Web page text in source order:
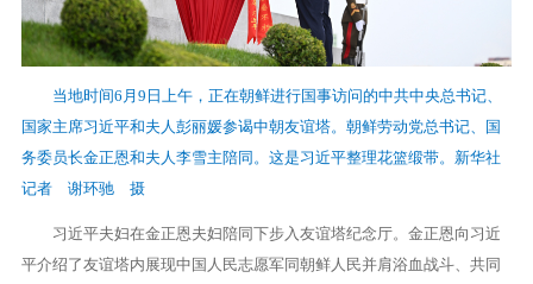
当地时间6月9日上午，正在朝鲜进行国事访问的中共中央总书记、
国家主席习近平和夫人彭丽媛参谒中朝友谊塔。朝鲜劳动党总书记、国
务委员长金正恩和夫人李雪主陪同。这是习近平整理花篮缎带。新华社
记者 谢环驰 摄
习近平夫妇在金正恩夫妇陪同下步入友谊塔纪念厅。金正恩向习近
平介绍了友谊塔内展现中国人民志愿军同朝鲜人民并肩浴血战斗、共同